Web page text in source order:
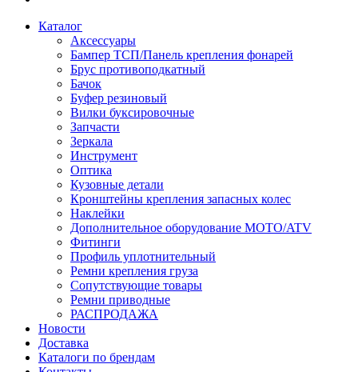
Каталог
Аксессуары
Бампер ТСП/Панель крепления фонарей
Брус противоподкатный
Бачок
Буфер резиновый
Вилки буксировочные
Запчасти
Зеркала
Инструмент
Оптика
Кузовные детали
Кронштейны крепления запасных колес
Наклейки
Дополнительное оборудование MOTO/ATV
Фитинги
Профиль уплотнительный
Ремни крепления груза
Сопутствующие товары
Ремни приводные
РАСПРОДАЖА
Новости
Доставка
Каталоги по брендам